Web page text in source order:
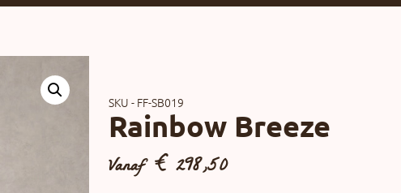
SKU - FF-SB019
Rainbow Breeze
Vanaf €298,50